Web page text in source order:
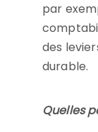
par
des
durable.
Quelles